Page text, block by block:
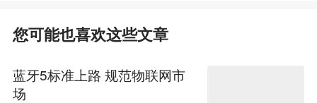
您可能也喜欢这些文章
蓝牙5标准上路 规范物联网市
场